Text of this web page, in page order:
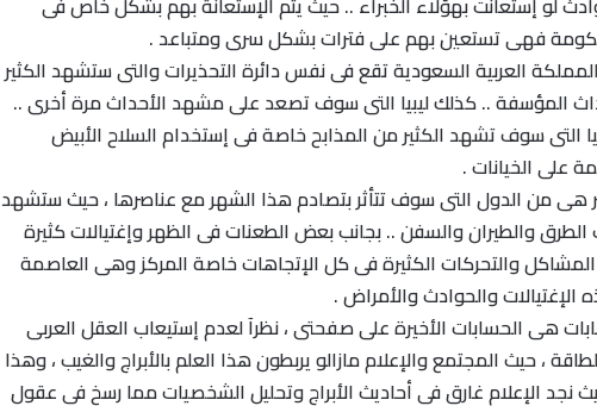
فهى تستعين بهم على فترات بشكل سرى ومتباعد .
العربية السعودية تقع فى نفس دائرة التحذيرات والتى ستشهد الكثير
المؤسفة .. كذلك ليبيا التى سوف تصعد على مشهد الأحداث مرة أخرى ..
التى سوف تشهد الكثير من المذابح خاصة فى إستخدام السلاح الأبيض
على الخيانات .
هى من الدول التى سوف تتأثر بتصادم هذا الشهر مع عناصرها ، حيث ستشهد
الطرق والطيران والسفن .. بجانب بعض الطعنات فى الظهر وإغتيالات كثيرة
والتحركات الكثيرة فى كل الإتجاهات خاصة المركز وهى العاصمة
والحوادث والأمراض .
هى الحسابات الأخيرة على صفحتى ، نظرآ لعدم إستيعاب العقل العربى
، حيث المجتمع والإعلام مازالو يربطون هذا العلم بالأبراج والغيب ، وهذا
نجد الإعلام غارق فى أحاديث الأبراج وتحليل الشخصيات مما رسخ فى عقول